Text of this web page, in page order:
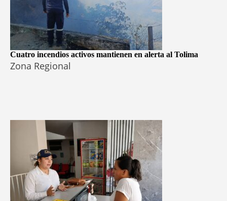
Cuatro incendios activos mantienen en alerta al Tolima
Zona Regional